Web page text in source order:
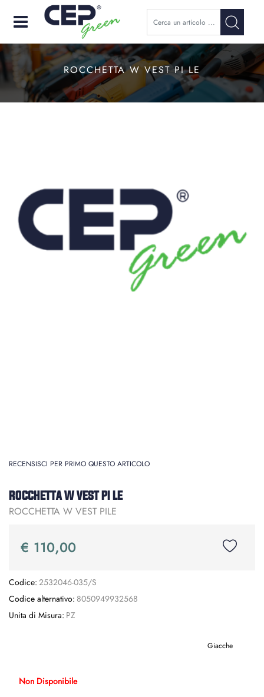
Open
ROCCHETTA W VEST PI LE
RECENSISCI PER PRIMO QUESTO ARTICOLO
ROCCHETTA W VEST PI LE
ROCCHETTA W VEST PILE
€ 110,00
Codice: 2532046-035/S
Codice alternativo: 8050949932568
Unita di Misura: PZ
Giacche
Non Disponibile